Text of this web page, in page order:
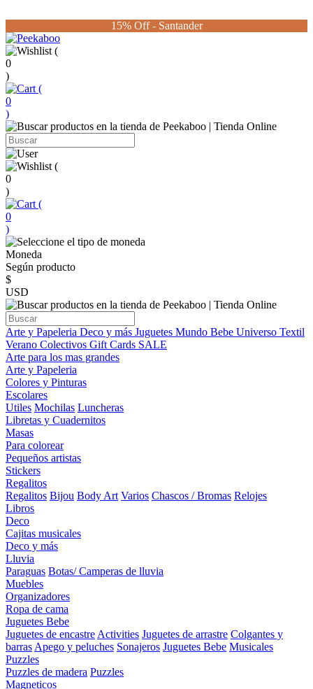
15% Off - Santander
(
0
)
(
0
)
(
0
)
(
0
)
Moneda
Según producto
$
USD
Arte y Papeleria Deco y más Juguetes Mundo Bebe Universo Textil
Verano Colectivos Gift Cards SALE
Arte para los mas grandes
Arte y Papeleria
Colores y Pinturas
Escolares
Utiles Mochilas Luncheras
Libretas y Cuadernitos
Masas
Para colorear
Pequeños artistas
Stickers
Regalitos
Regalitos Bijou Body Art Varios Chascos / Bromas Relojes
Libros
Deco
Cajitas musicales
Deco y más
Lluvia
Paraguas Botas/ Camperas de lluvia
Muebles
Organizadores
Ropa de cama
Juguetes Bebe
Juguetes de encastre Activities Juguetes de arrastre Colgantes y
barras Apego y peluches Sonajeros Juguetes Bebe Musicales
Puzzles
Puzzles de madera Puzzles
Magneticos